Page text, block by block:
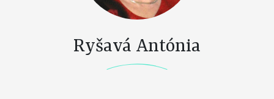
Ryšavá Antónia